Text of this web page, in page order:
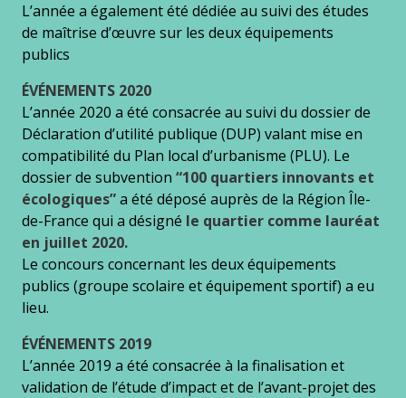
L’année a également été dédiée au suivi des études
de maîtrise d’œuvre sur les deux équipements
publics
ÉVÉNEMENTS 2020
L’année 2020 a été consacrée au suivi du dossier de
Déclaration d’utilité publique (DUP) valant mise en
compatibilité du Plan local d’urbanisme (PLU). Le
dossier de subvention “100 quartiers innovants et
écologiques”a été déposé auprès de la Région Île-
de-France qui a désigné le quartier comme lauréat
en juillet 2020.
Le concours concernant les deux équipements
publics (groupe scolaire et équipement sportif) a eu
lieu.
ÉVÉNEMENTS 2019
L’année 2019 a été consacrée à la finalisation et
validation de l’étude d’impact et de l’avant-projet des